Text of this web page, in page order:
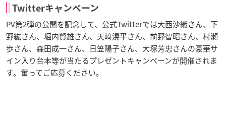
Twitterキャンペーン
PV第2弾の公開を記念して、公式Twitterでは大西沙織さん、下
野紘さん、堀内賢雄さん、天﨑滉平さん、前野智昭さん、村瀬
歩さん、森田成一さん、日笠陽子さん、大塚芳忠さんの豪華サ
イン入り台本等が当たるプレゼントキャンペーンが開催されま
す。奮ってご応募ください。